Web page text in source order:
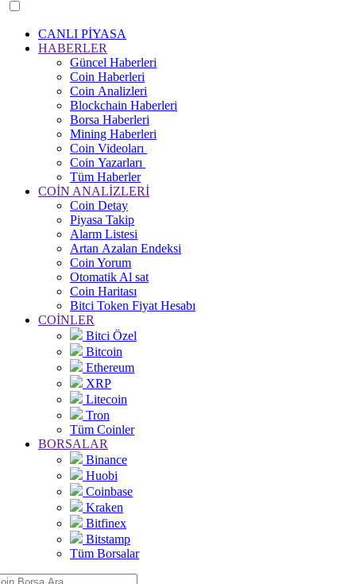
CANLI PİYASA
HABERLER
Güncel Haberleri
Coin Haberleri
Coin Analizleri
Blockchain Haberleri
Borsa Haberleri
Mining Haberleri
Coin Videoları
Coin Yazarları
Tüm Haberler
COİN ANALİZLERİ
Coin Detay
Piyasa Takip
Alarm Listesi
Artan Azalan Endeksi
Coin Yorum
Otomatik Al sat
Coin Haritası
Bitci Token Fiyat Hesabı
COİNLER
Bitci Özel
Bitcoin
Ethereum
XRP
Litecoin
Tron
Tüm Coinler
BORSALAR
Binance
Huobi
Coinbase
Kraken
Bitfinex
Bitstamp
Tüm Borsalar